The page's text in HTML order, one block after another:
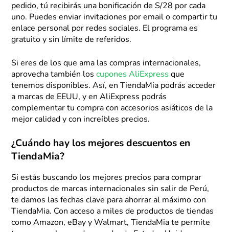
pedido, tú recibirás una bonificación de S/28 por cada
uno. Puedes enviar invitaciones por email o compartir tu
enlace personal por redes sociales. El programa es
gratuito y sin límite de referidos.
Si eres de los que ama las compras internacionales,
aprovecha también loscupones AliExpress que
tenemos disponibles. Así, en TiendaMia podrás acceder
a marcas de EEUU, y en AliExpress podrás
complementar tu compra con accesorios asiáticos de la
mejor calidad y con increíbles precios.
¿Cuándo hay los mejores descuentos en
TiendaMia?
Si estás buscando los mejores precios para comprar
productos de marcas internacionales sin salir de Perú,
te damos las fechas clave para ahorrar al máximo con
TiendaMia. Con acceso a miles de productos de tiendas
como Amazon, eBay y Walmart, TiendaMia te permite